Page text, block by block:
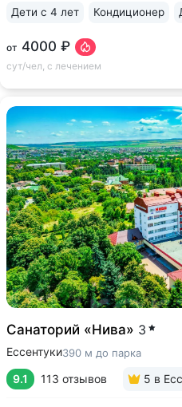
от 4000 ₽
сут/чел, с лечением
Дети с 4 лет Кондиционер
Санаторий «Нива» 3
Ессентуки390 м до парка
9.1 113 отзывов 5 в